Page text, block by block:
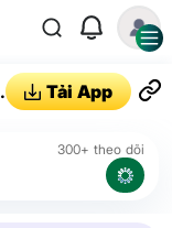
Tải App
300+ theo dõi